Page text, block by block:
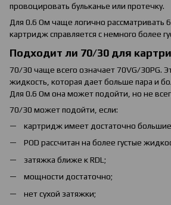
провоцировать бульканье или протечку.
Для 0.6 Ом чаще логично рассматривать
картридж справляется с немного более
Подходит ли 70/30 для
70/30 чаще всего означает 70VG/30PG.
жидкость, которая дает больше пара и
Для 0.6 Ом она может подойти, но не
70/30 может подойти, если:
картридж имеет достаточно
POD рассчитан на более густые
затяжка ближе к RDL;
мощности достаточно;
нет сухой затяжки;